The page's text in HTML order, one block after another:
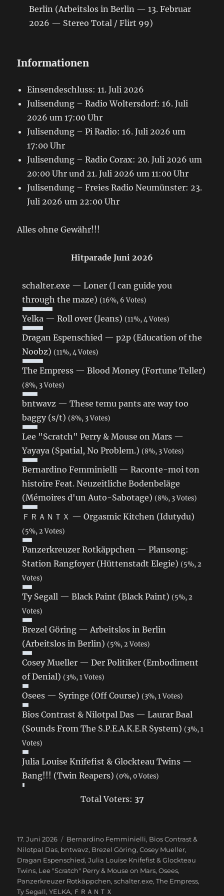
Berlin (Arbeitslos in Berlin — 13. Februar
2026 — Stereo Total / Flirt 99)
Informationen
Einsendeschluss: 11. Juli 2026
Julisendung – Radio Woltersdorf: 16. Juli
2026 um 17:00 Uhr
Julisendung – Pi Radio: 16. Juli 2026 um
17:00 Uhr
Julisendung – Radio Corax: 20. Juli 2026 um
20:00 Uhr und 21. Juli 2026 um 11:00 Uhr
Julisendung – Freies Radio Neumünster: 23.
Juli 2026 um 22:00 Uhr
Alles ohne Gewähr!!!
Hitparade Juni 2026
schalter.exe — Loner (I can guide you
through the maze) (16%, 6 Votes)
Yelka — Roll over (Jeans) (11%, 4 Votes)
Dragan Espenschied — p2p (Education of the
Noobz) (11%, 4 Votes)
The Empress — Blood Money (Fortune Teller)
(8%, 3 Votes)
bntwavz — These temu pants are way too
baggy (s/t) (8%, 3 Votes)
Lee "Scratch" Perry & Mouse on Mars —
Yayaya (Spatial, No Problem.) (8%, 3 Votes)
Bernardino Femminielli — Raconte-moi ton
histoire Feat. Neuzeitliche Bodenbeläge
(Mémoires d'un Auto-Sabotage) (8%, 3 Votes)
ＦＲＡＮＴＸ — Orgasmic Kitchen (Idutydu)
(5%, 2 Votes)
Panzerkreuzer Rotkäppchen — Plansong:
Station Rangfoyer (Hüttenstadt Elegie) (5%, 2
Votes)
Ty Segall — Black Paint (Black Paint) (5%, 2
Votes)
Brezel Göring — Arbeitslos in Berlin
(Arbeitslos in Berlin) (5%, 2 Votes)
Cosey Mueller — Der Politiker (Embodiment
of Denial) (3%, 1 Votes)
Osees — Syringe (Off Course) (3%, 1 Votes)
Bios Contrast & Nilotpal Das — Laurar Baal
(Sounds From The S.P.E.A.K.E.R System) (3%, 1
Votes)
Julia Louise Knifefist & Glockteau Twins —
Bang!!! (Twin Reapers) (0%, 0 Votes)
Total Voters: 37
Veröffentlicht
am
17. Juni 2026 Schlagwörter
Bernardino Femminielli, Bios Contrast &
Nilotpal Das, bntwavz, Brezel Göring,Cosey Mueller,
Dragan Espenschied,Julia Louise Knifefist & Glockteau
Twins, Lee "Scratch" Perry & Mouse on Mars,Osees,
Panzerkreuzer Rotkäppchen,schalter.exe,The Empress,
Ty Segall,YELKA, ＦＲＡＮＴＸ